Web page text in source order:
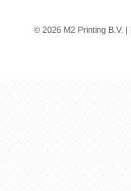
© 2026 M2 Printing B.V. |